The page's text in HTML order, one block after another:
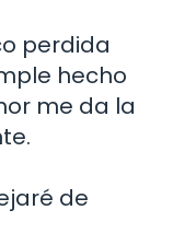
perdida
hecho
me da la
de